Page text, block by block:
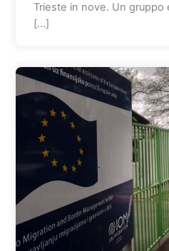
Trieste in nove. Un
[…]